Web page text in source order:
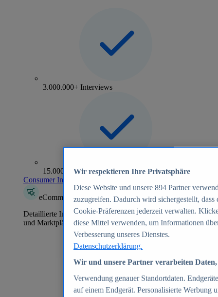
3.000.000+ Interviews
15.000+ Marken
Consumer Insights entdecken
eCommerce Insights
Detaillierte Informationen zu mehr als 39.000 Online-Shops
und Marktplätzen
Wir respektieren Ihre Privatsphäre
Diese Website und unsere 894 Partner
zuzugreifen. Dadurch wird sichergestellt,
Cookie-Präferenzen jederzeit verwalten.
diese Mittel verwenden, um Informationen
Verbesserung unseres Dienstes.
Datenschutzerklärung.
Wir und unsere Partner verarbeiten
Verwendung genauer Standortdaten.
auf einem Endgerät. Personalisierte Werbung